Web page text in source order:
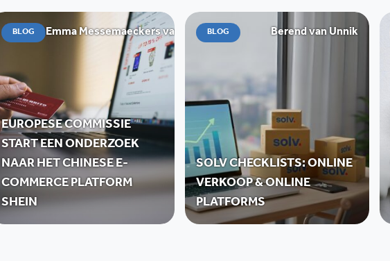
BLOG Emma Messemaeckers van de Graaff
EUROPESE COMMISSIE
START EEN ONDERZOEK
NAAR HET CHINESE E-
COMMERCE PLATFORM
SHEIN
BLOG Berend van Unnik
SOLV CHECKLISTS: ONLINE
VERKOOP & ONLINE
PLATFORMS